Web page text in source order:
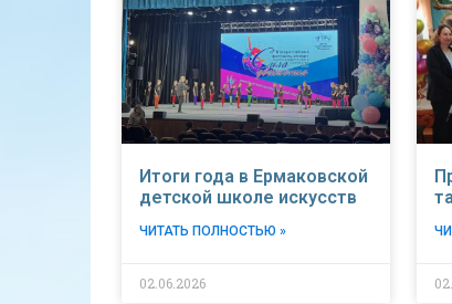
Итоги года в Ермаковской
детской школе искусств
ЧИТАТЬ ПОЛНОСТЬЮ »
02.06.2026